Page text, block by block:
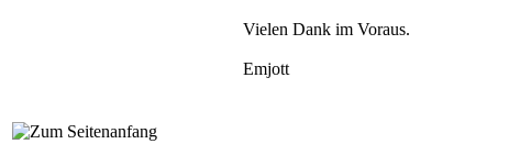
Vielen Dank im Voraus.
Emjott